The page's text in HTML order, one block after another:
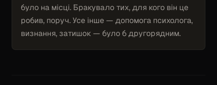
було на місці. Бракувало тих, для кого він це
робив, поруч. Усе інше — допомога психолога,
визнання, затишок — було б другорядним.